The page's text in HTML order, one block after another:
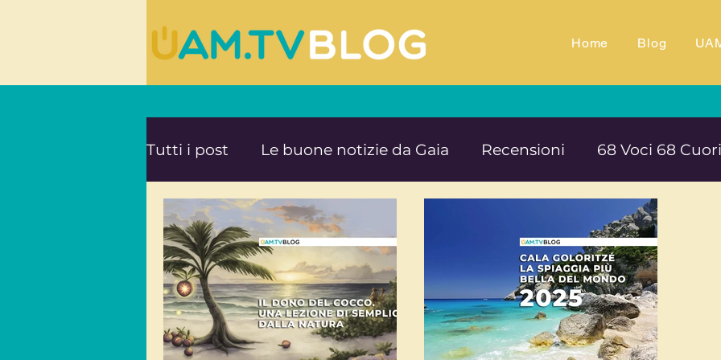
Home Blog
Tutti i post Le buone notizie da Gaia Recensioni 68 Voci 68 Cuori
Le ultime novità da UAM.TV Documentari
Mente e Spiritualità Impegno e denuncia sociale Equilibrio e
Viaggi consapevoli Arte cultura e solidarietà Educazione e